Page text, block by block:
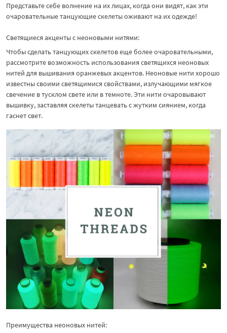
Представьте себе волнение на их лицах, когда они видят, как эти
очаровательные танцующие скелеты оживают на их одежде!
Светящиеся акценты с неоновыми нитями:
Чтобы сделать танцующих скелетов еще более очаровательными,
рассмотрите возможность использования светящихся неоновых
нитей для вышивания оранжевых акцентов. Неоновые нити хорошо
известны своими светящимися свойствами, излучающими мягкое
свечение в тусклом свете или в темноте. Эти нити очаровывают
вышивку, заставляя скелеты танцевать с жутким сиянием, когда
гаснет свет.
Преимущества неоновых нитей: